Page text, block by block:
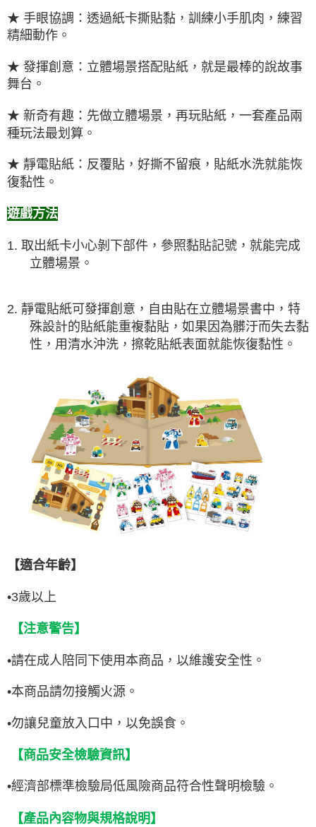
★ 手眼協調：透過紙卡撕貼黏，訓練小手肌肉，練習
精細動作。
★ 發揮創意：立體場景搭配貼紙，就是最棒的說故事
舞台。
★ 新奇有趣：先做立體場景，再玩貼紙，一套產品兩
種玩法最划算。
★ 靜電貼紙：反覆貼，好撕不留痕，貼紙水洗就能恢
復黏性。
遊戲方法
1. 取出紙卡小心剝下部件，參照黏貼記號，就能完成
立體場景。
2. 靜電貼紙可發揮創意，自由貼在立體場景書中，特
殊設計的貼紙能重複黏貼，如果因為髒汙而失去黏
性，用清水沖洗，擦乾貼紙表面就能恢復黏性。
【適合年齡】
•3歲以上
【注意警告】
•請在成人陪同下使用本商品，以維護安全性。
•本商品請勿接觸火源。
•勿讓兒童放入口中，以免誤食。
【商品安全檢驗資訊】
•經濟部標準檢驗局低風險商品符合性聲明檢驗。
【產品內容物與規格說明】